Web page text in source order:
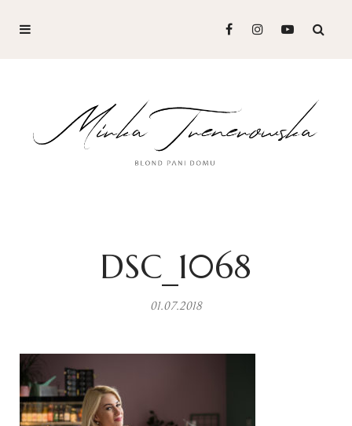
DSC_1068
01.07.2018